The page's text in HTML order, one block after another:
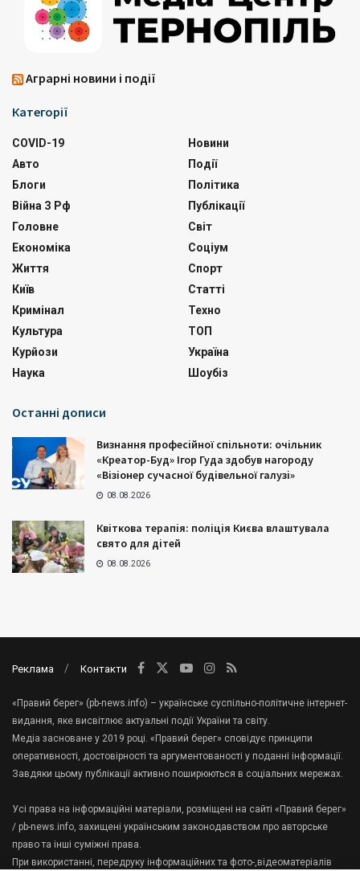
Аграрні новини і події
Категорії
COVID-19
Авто
Блоги
Війна З Рф
Головне
Економіка
Життя
Київ
Кримінал
Культура
Курйози
Наука
Новини
Події
Політика
Публікації
Світ
Соціум
Спорт
Статті
Техно
ТОП
Україна
Шоубіз
Останні дописи
Визнання професійної спільноти: очільник
«Креатор-Буд» Ігор Гуда здобув нагороду
«Візіонер сучасної будівельної галузі»
08.08.2026
Квіткова терапія: поліція Києва влаштувала
свято для дітей
08.08.2026
Реклама Контакти
«Правий берег» (pb-news.info) – українське суспільно-політичне інтернет-
видання, яке висвітлює актуальні події України та світу.
Медіа засноване у 2019 році. «Правий берег» сповідує принципи
оперативності, достовірності та аргументованості у поданні інформації.
Завдяки цьому публікації активно поширюються в соціальних мережах.
Усі права на інформаційні матеріали, розміщені на сайті «Правий берег»
/ pb-news.info, захищені українським законодавством про авторське
право та інші суміжні права.
При використанні, передруку інформаційних та фото-,відеоматеріалів